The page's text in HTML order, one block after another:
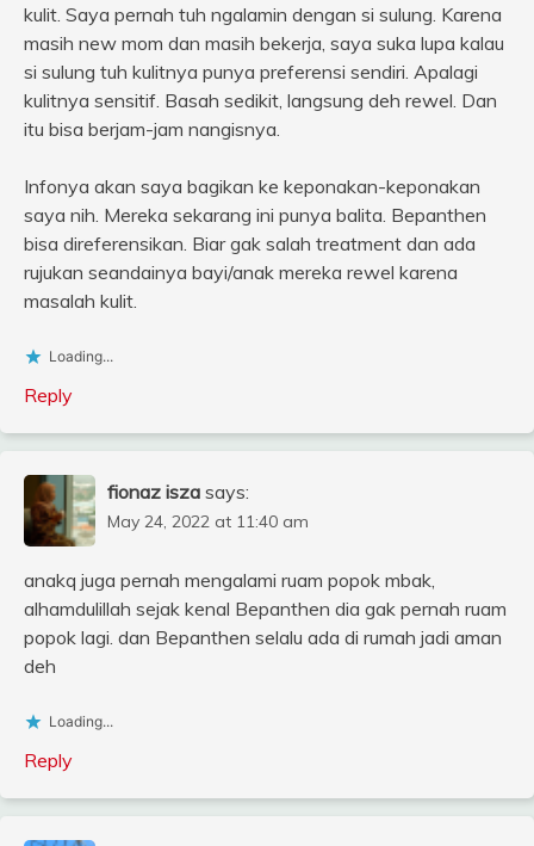
kulit. Saya pernah tuh ngalamin dengan si sulung. Karena
masih new mom dan masih bekerja, saya suka lupa kalau
si sulung tuh kulitnya punya preferensi sendiri. Apalagi
kulitnya sensitif. Basah sedikit, langsung deh rewel. Dan
itu bisa berjam-jam nangisnya.
Infonya akan saya bagikan ke keponakan-keponakan
saya nih. Mereka sekarang ini punya balita. Bepanthen
bisa direferensikan. Biar gak salah treatment dan ada
rujukan seandainya bayi/anak mereka rewel karena
masalah kulit.
Loading...
Reply
fionaz isza says:
May 24, 2022 at 11:40 am
anakq juga pernah mengalami ruam popok mbak,
alhamdulillah sejak kenal Bepanthen dia gak pernah ruam
popok lagi. dan Bepanthen selalu ada di rumah jadi aman
deh
Loading...
Reply